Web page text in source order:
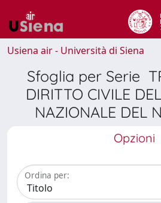
Usiena air - Università di Siena
Sfoglia per Serie
DIRITTO CIVILE
NAZIONALE DEL
Opzioni
Ordina per: